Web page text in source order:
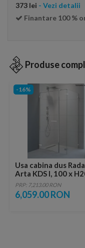
373 lei - Vezi detalii
Finantare 100 %
Produse
-16%
Usa cabina dus
Arta KDS I, 100 x
cm
PRP: 7,213.00 RON
6,059.00 RON